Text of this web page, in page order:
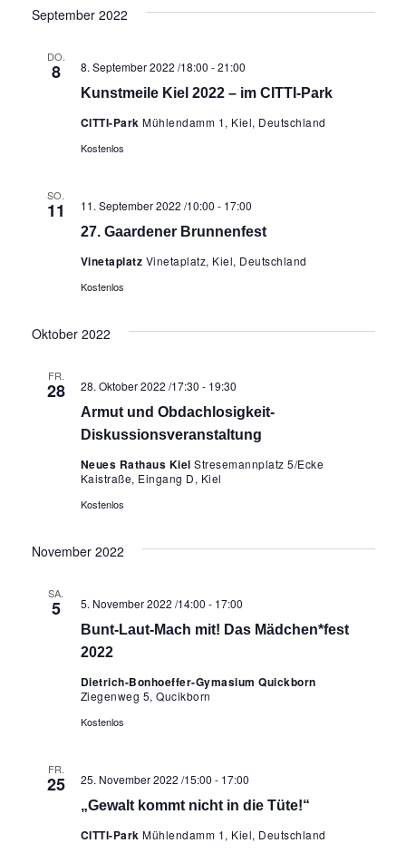
September 2022
DO.
8
Kunstmeile Kiel 2022 – im CITTI-Park
8. September 2022 /18:00 -21:00
CITTI-Park Mühlendamm 1, Kiel, Deutschland
Kostenlos
SO.
11
27. Gaardener Brunnenfest
11. September 2022 /10:00 - 17:00
Vinetaplatz Vinetaplatz, Kiel, Deutschland
Kostenlos
Oktober 2022
FR.
28
Armut und Obdachlosigkeit-
Diskussionsveranstaltung
28. Oktober 2022 /17:30 - 19:30
Neues Rathaus Kiel Stresemannplatz 5/Ecke
Kaistraße, Eingang D, Kiel
Kostenlos
November 2022
SA.
5
Bunt-Laut-Mach mit! Das Mädchen*fest
2022
5. November 2022 /14:00 - 17:00
Dietrich-Bonhoeffer-Gymasium Quickborn
Ziegenweg 5, Qucikborn
Kostenlos
FR.
25
„Gewalt kommt nicht in die Tüte!“
25. November 2022 /15:00 - 17:00
CITTI-Park Mühlendamm 1, Kiel, Deutschland